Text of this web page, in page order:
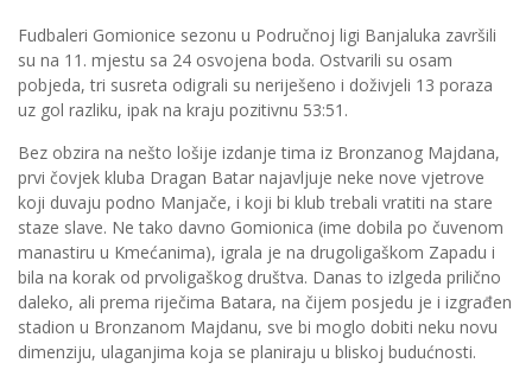
Fudbaleri Gomionice sezonu u Područnoj ligi Banjaluka završili
su na 11. mjestu sa 24 osvojena boda. Ostvarili su osam
pobjeda, tri susreta odigrali su neriješeno i doživjeli 13 poraza
uz gol razliku, ipak na kraju pozitivnu 53:51.
Bez obzira na nešto lošije izdanje tima iz Bronzanog Majdana,
prvi čovjek kluba Dragan Batar najavljuje neke nove vjetrove
koji duvaju podno Manjače, i koji bi klub trebali vratiti na stare
staze slave. Ne tako davno Gomionica (ime dobila po čuvenom
manastiru u Kmećanima), igrala je na drugoligaškom Zapadu i
bila na korak od prvoligaškog društva. Danas to izlgeda prilično
daleko, ali prema riječima Batara, na čijem posjedu je i izgrađen
stadion u Bronzanom Majdanu, sve bi moglo dobiti neku novu
dimenziju, ulaganjima koja se planiraju u bliskoj budućnosti.